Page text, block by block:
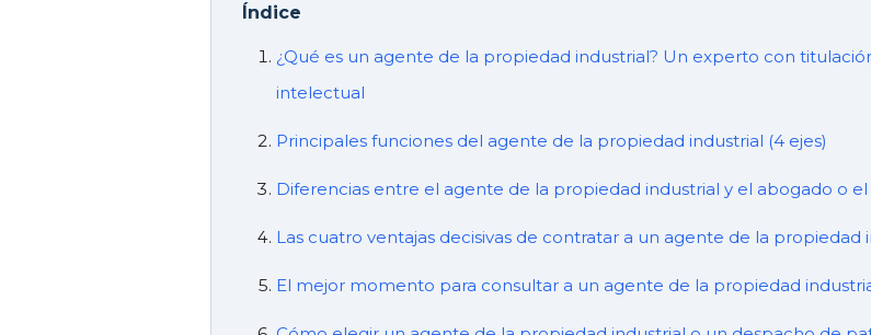
Índice
¿Qué es un agente de la propiedad industrial? Un experto con
intelectual
Principales funciones del agente de la propiedad industrial (4 ejes)
Diferencias entre el agente de la propiedad industrial y el abogado o
Las cuatro ventajas decisivas de contratar a un agente de la propiedad
El mejor momento para consultar a un agente de la propiedad